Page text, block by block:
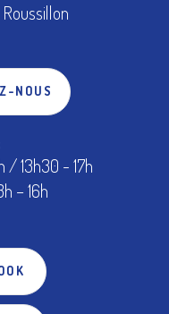
NOUS
/ 13h30 - 17h
– 16h